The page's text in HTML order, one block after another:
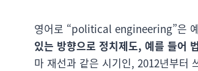
영어로 “political engineering”은
있는 방향으로 정치제도, 예를 들어
마 재선과 같은 시기인, 2012년부터